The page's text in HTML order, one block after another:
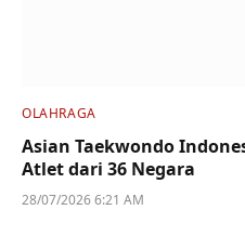
OLAHRAGA
Asian Taekwondo
Atlet dari 36 Negara
28/07/2026 6:21 AM